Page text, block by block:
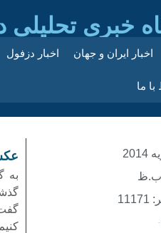
خبری تحلیلی
اخبار ایران و جهان اخبار دزفول
با ما
به